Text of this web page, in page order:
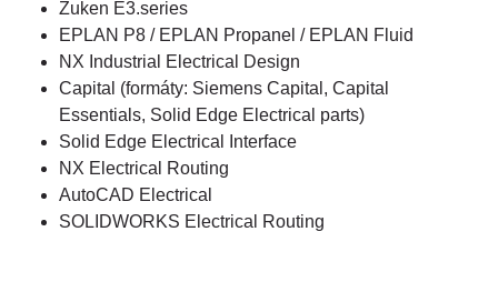
Zuken E3.series
EPLAN P8 / EPLAN Propanel / EPLAN Fluid
NX Industrial Electrical Design
Capital (formáty: Siemens Capital, Capital
Essentials, Solid Edge Electrical parts)
Solid Edge Electrical Interface
NX Electrical Routing
AutoCAD Electrical
SOLIDWORKS Electrical Routing